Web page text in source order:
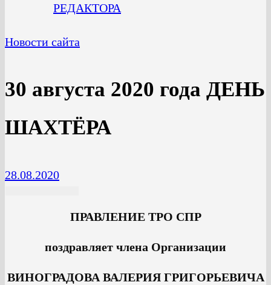
РЕДАКТОРА
Новости сайта
30 августа 2020 года ДЕНЬ
ШАХТЁРА
28.08.2020
ПРАВЛЕНИЕ ТРО СПР
поздравляет члена Организации
ВИНОГРАДОВА ВАЛЕРИЯ ГРИГОРЬЕВИЧА